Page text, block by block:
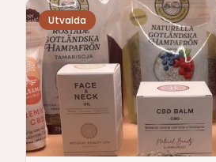
Utvalda